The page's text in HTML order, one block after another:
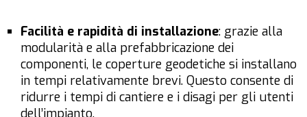
Facilità e rapidità di installazione: grazie alla
modularità e alla prefabbricazione dei
componenti, le coperture geodetiche si installano
in tempi relativamente brevi. Questo consente di
ridurre i tempi di cantiere e i disagi per gli utenti
dell’impianto.